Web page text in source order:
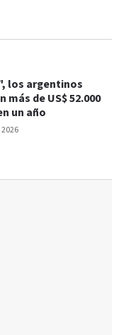
los argentinos
más de US$ 52.000
un año